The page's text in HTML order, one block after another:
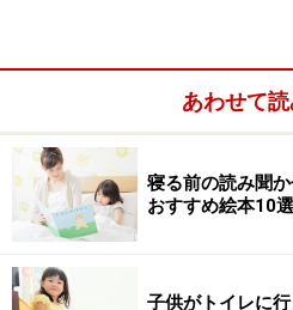
あわせて
寝る前の読み聞
おすすめ絵本10選
子供がトイレに